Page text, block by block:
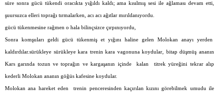
süre sonra gücü tükendi oracıkta yığıldı kaldı; ama kısılmış sesi ile ağlaması devam etti,
şuursuzca elleri toprağı tırmalarken, acı acı ağıtlar mırıldanıyordu.
gücü tükenmesine rağmen o hala bilinçsizce çırpınıyordu,
Sonra komşuları geldi gücü tükenmiş et yığını haline gelen Molokan anayı yerden
kaldırdılar.sürükleye sürükleye kara trenin kara vagonuna koydular, bitap düşmüş ananın
Kars garında tozun ve toprağın ve kargaşanın içinde kalan titrek yüreğini tekrar alıp
kederli Molokan ananın göğüs kafesine koydular.
Molokan ana hareket eden trenin penceresinden kaçırılan kızını görebilmek umudu ile